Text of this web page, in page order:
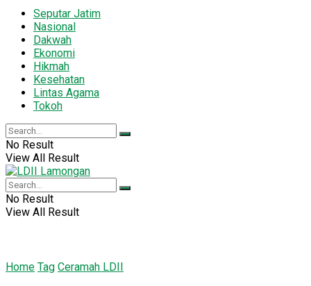
Seputar Jatim
Nasional
Dakwah
Ekonomi
Hikmah
Kesehatan
Lintas Agama
Tokoh
No Result
View All Result
No Result
View All Result
Home Tag Ceramah LDII